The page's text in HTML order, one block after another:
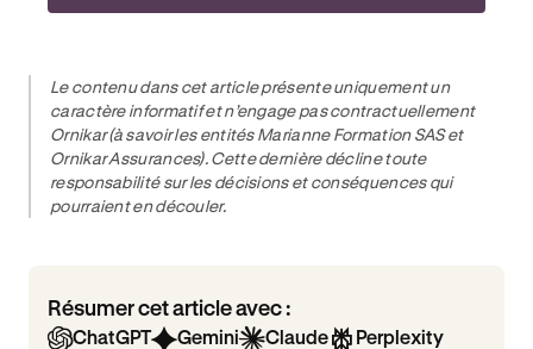
Le contenu dans cet article présente uniquement un
caractère informatif et n’engage pas contractuellement
Ornikar (à savoir les entités Marianne Formation SAS et
Ornikar Assurances). Cette dernière décline toute
responsabilité sur les décisions et conséquences qui
pourraient en découler.
Résumer cet article avec :
ChatGPT Gemini Claude Perplexity